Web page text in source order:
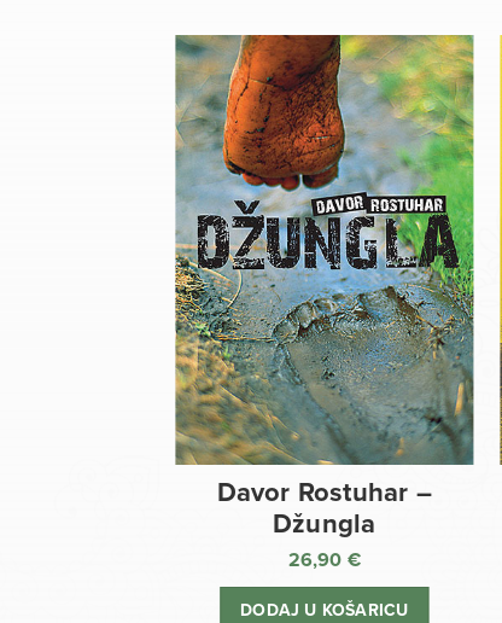
Davor Rostuhar –
Džungla
26,90 €
DODAJ U KOŠARICU